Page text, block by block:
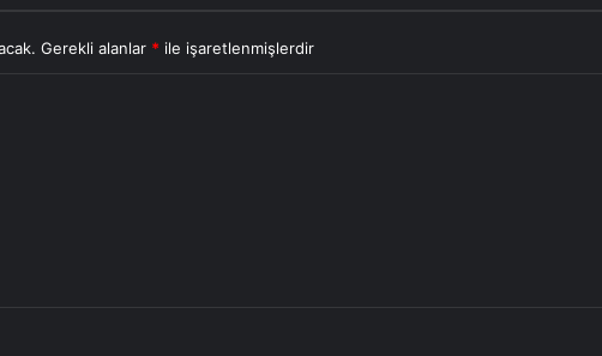
Gerekli alanlar * ile işaretlenmişlerdir